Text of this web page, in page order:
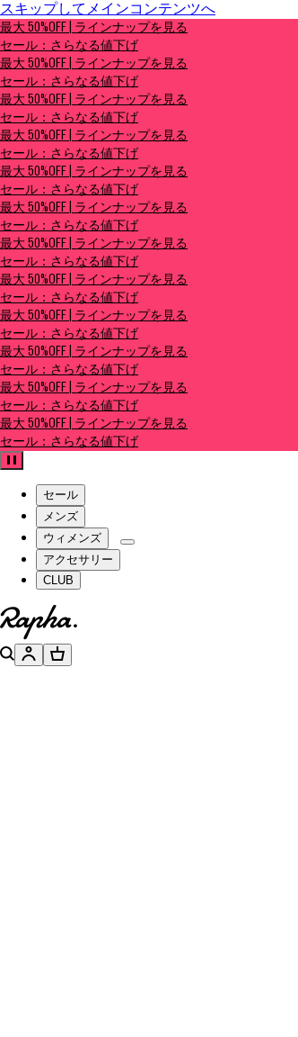
スキップしてメインコンテンツへ
最大 50%OFF | ラインナップを見る
セール：さらなる値下げ
最大 50%OFF | ラインナップを見る
セール：さらなる値下げ
最大 50%OFF | ラインナップを見る
セール：さらなる値下げ
最大 50%OFF | ラインナップを見る
セール：さらなる値下げ
最大 50%OFF | ラインナップを見る
セール：さらなる値下げ
最大 50%OFF | ラインナップを見る
セール：さらなる値下げ
最大 50%OFF | ラインナップを見る
セール：さらなる値下げ
最大 50%OFF | ラインナップを見る
セール：さらなる値下げ
最大 50%OFF | ラインナップを見る
セール：さらなる値下げ
最大 50%OFF | ラインナップを見る
セール：さらなる値下げ
最大 50%OFF | ラインナップを見る
セール：さらなる値下げ
最大 50%OFF | ラインナップを見る
セール：さらなる値下げ
最大 50%OFF | ラインナップを見る
セール：さらなる値下げ
セール
メンズ
ウィメンズ
アクセサリー
CLUB
ホームページへ
検索アカウントバスケット